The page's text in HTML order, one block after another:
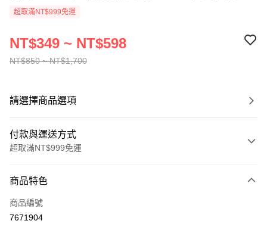
超取滿NT$999免運
NT$850 ~ NT$1,700
NT$349 ~ NT$598
請選擇商品選項
付款與運送方式
超取滿NT$999免運
信用卡一次付款
超商取貨付款
商品特色
商品編號
7671904